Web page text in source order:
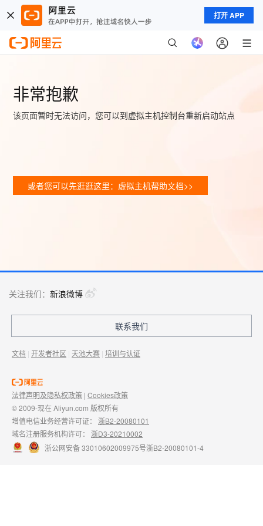
打开 APP
非常抱歉
该页面暂时无法访问，您可以到虚拟主机控制台重新启动站点
或者您可以先逛逛这里：虚拟主机帮助文档>>